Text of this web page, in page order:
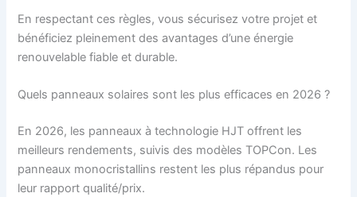
En respectant ces règles, vous sécurisez votre projet et
bénéficiez pleinement des avantages d’une énergie
renouvelable fiable et durable.
Quels panneaux solaires sont les plus efficaces en 2026 ?
En 2026, les panneaux à technologie HJT offrent les
meilleurs rendements, suivis des modèles TOPCon. Les
panneaux monocristallins restent les plus répandus pour
leur rapport qualité/prix.